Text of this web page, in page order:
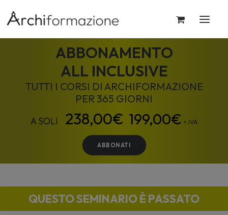
ABBONAMENTO
ALL INCLUSIVE
TUTTI I CORSI DI ARCHIFORMAZIONE
PER 365 GIORNI
199,00€ + IVA
ABBONATI
QUESTO SEMINARIO È PASSATO